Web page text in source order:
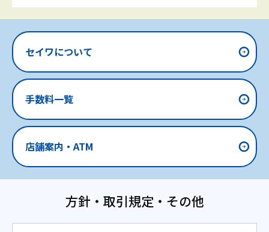
セイワについて
手数料一覧
店舗案内・ATM
方針・取引規定・その他